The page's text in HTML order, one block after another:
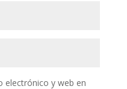
electrónico y web en